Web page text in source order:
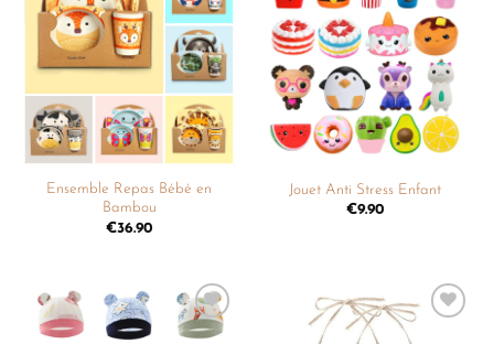
Ajouter
à la
liste de
souhaits
Ensemble Repas Bébé en
Bambou
€36.90
Ajouter
à la
liste de
souhaits
Jouet Anti Stress Enfant
€9.90
Ajouter